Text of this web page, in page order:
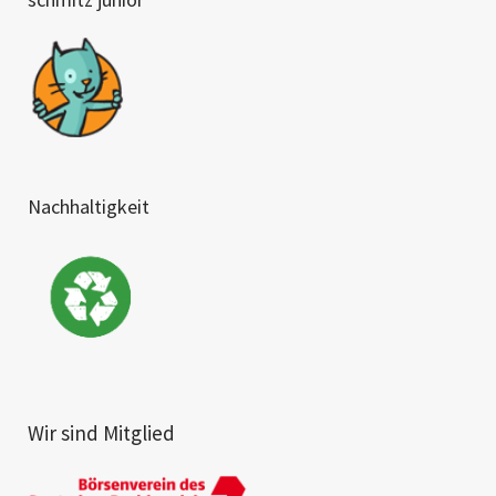
Nachhaltigkeit
Wir sind Mitglied